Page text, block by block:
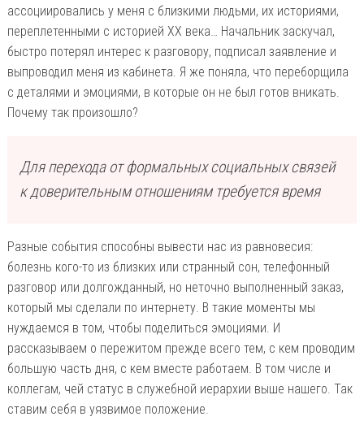
ассоциировались у меня с близкими людьми, их историями,
переплетенными с историей ХХ века… Начальник заскучал,
быстро потерял интерес к разговору, подписал заявление и
выпроводил меня из кабинета. Я же поняла, что переборщила
с деталями и эмоциями, в которые он не был готов вникать.
Почему так произошло?
Для перехода от формальных социальных связей
к доверительным отношениям требуется время
Разные события способны вывести нас из равновесия:
болезнь кого-то из близких или странный сон, телефонный
разговор или долгожданный, но неточно выполненный заказ,
который мы сделали по интернету. В такие моменты мы
нуждаемся в том, чтобы поделиться эмоциями. И
рассказываем о пережитом прежде всего тем, с кем проводим
большую часть дня, с кем вместе работаем. В том числе и
коллегам, чей статус в служебной иерархии выше нашего. Так
ставим себя в уязвимое положение.